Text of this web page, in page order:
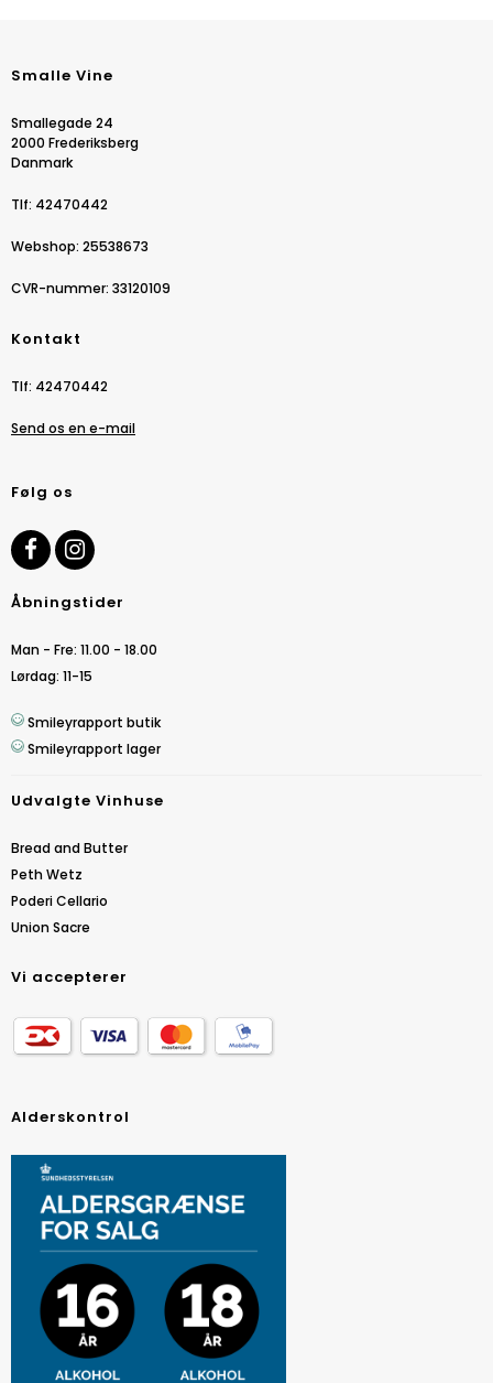
Smalle Vine
Smallegade 24
2000 Frederiksberg
Danmark
Tlf: 42470442
Webshop: 25538673
CVR-nummer: 33120109
Kontakt
Tlf: 42470442
Send os en e-mail
Følg os
Åbningstider
Man - Fre: 11.00 - 18.00
Lørdag: 11-15
Smileyrapport butik
Smileyrapport lager
Udvalgte Vinhuse
Bread and Butter
Peth Wetz
Poderi Cellario
Union Sacre
Vi accepterer
Alderskontrol